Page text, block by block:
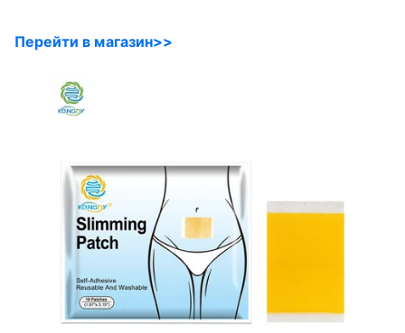
Перейти в магазин>>